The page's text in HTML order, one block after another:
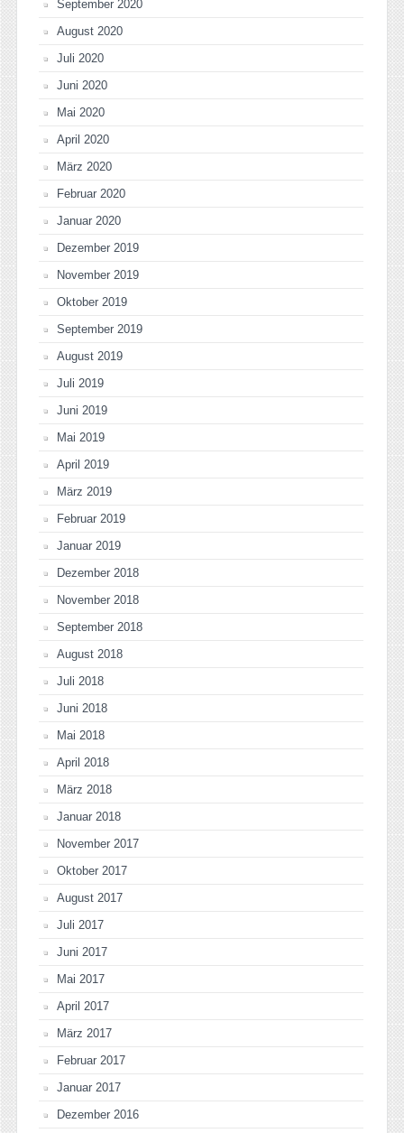
September 2020
August 2020
Juli 2020
Juni 2020
Mai 2020
April 2020
März 2020
Februar 2020
Januar 2020
Dezember 2019
November 2019
Oktober 2019
September 2019
August 2019
Juli 2019
Juni 2019
Mai 2019
April 2019
März 2019
Februar 2019
Januar 2019
Dezember 2018
November 2018
September 2018
August 2018
Juli 2018
Juni 2018
Mai 2018
April 2018
März 2018
Januar 2018
November 2017
Oktober 2017
August 2017
Juli 2017
Juni 2017
Mai 2017
April 2017
März 2017
Februar 2017
Januar 2017
Dezember 2016